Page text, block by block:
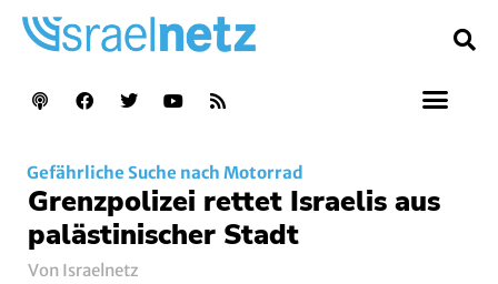
Gefährliche Suche nach Motorrad
Grenzpolizei rettet Israelis aus
palästinischer Stadt
Von Israelnetz